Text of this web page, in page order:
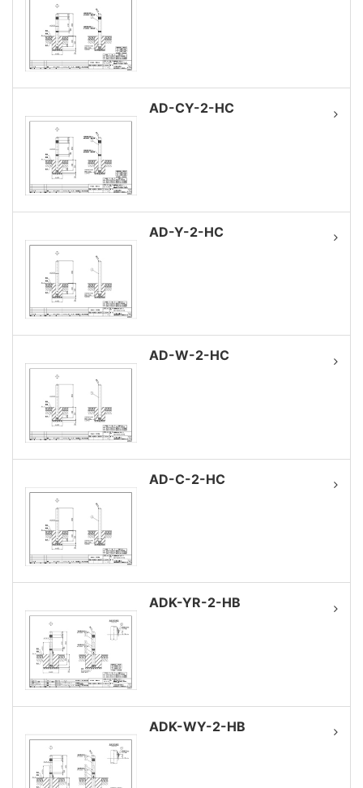
AD-CY-2-HC
AD-Y-2-HC
AD-W-2-HC
AD-C-2-HC
ADK-YR-2-HB
ADK-WY-2-HB